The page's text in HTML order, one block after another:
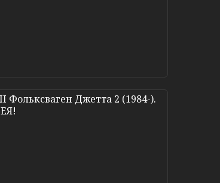
Фольксваген Джетта 2 (1984-).